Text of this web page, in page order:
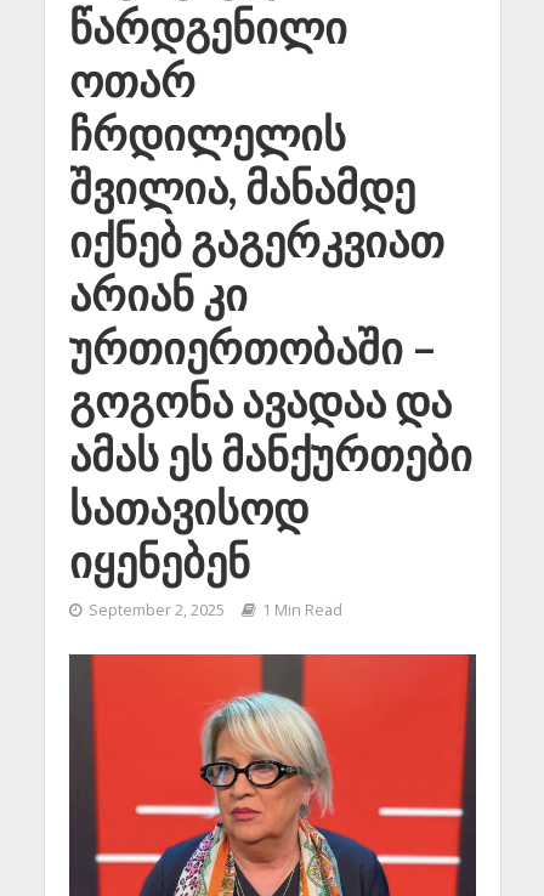
წარდგენილი
ოთარ
ჩრდილელის
შვილია, მანამდე
იქნებ გაგერკვიათ
არიან კი
ურთიერთობაში –
გოგონა ავადაა და
ამას ეს მანქურთები
სათავისოდ
იყენებენ
September 2, 2025 1 Min Read